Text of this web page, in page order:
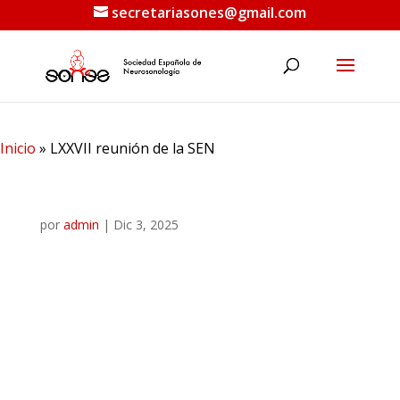
secretariasones@gmail.com
LXXVII reunión de la SEN
Inicio » LXXVII reunión de la SEN
por admin | Dic 3, 2025